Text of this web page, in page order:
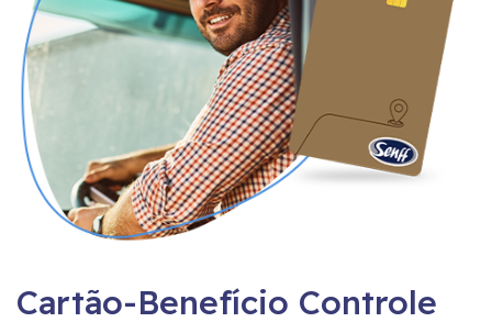
Cartão-Benefício Controle